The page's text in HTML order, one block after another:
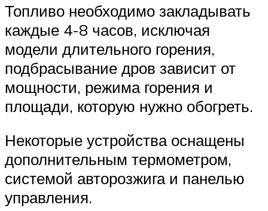
Топливо необходимо закладывать
каждые 4-8 часов, исключая
модели длительного горения,
подбрасывание дров зависит от
мощности, режима горения и
площади, которую нужно обогреть.
Некоторые устройства оснащены
дополнительным термометром,
системой авторозжига и панелью
управления.